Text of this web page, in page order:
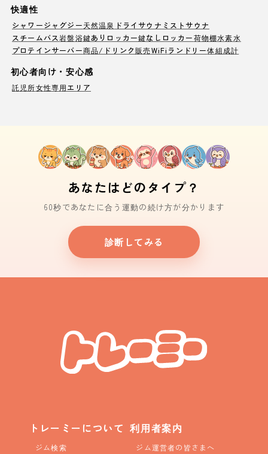
快適性
シャワージャグジー天然温泉 ドライサウナ ミストサウナ
スチームバス岩盤浴鍵ありロッカー鍵なしロッカー荷物棚水素水
プロテインサーバー商品/ドリンク販売WiFi ランドリー体組成計
初心者向け・安心感
託児所女性専用エリア
あなたはどのタイプ？
60秒であなたに合う運動の続け方が分かります
診断してみる
トレーミーについて
ジム検索
利用者案内
ジム運営者の皆さまへ